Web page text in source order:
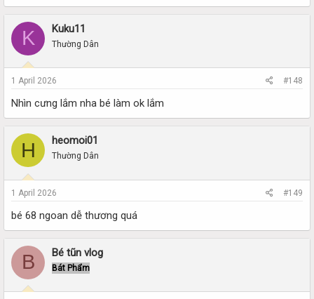
K Kuku11
Thường Dân
1 April 2026 #148
Nhìn cưng lắm nha bé làm ok lắm
H heomoi01
Thường Dân
1 April 2026 #149
bé 68 ngoan dễ thương quá
B Bé tũn vlog
Bát Phẩm